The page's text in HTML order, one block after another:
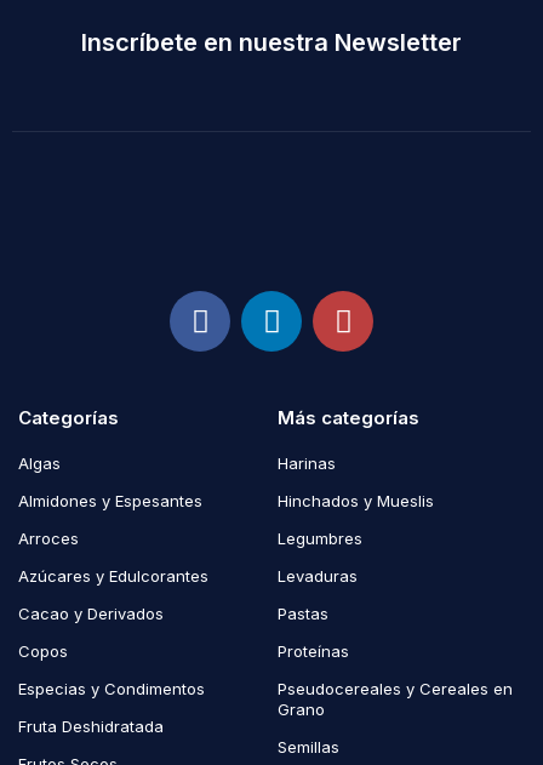
Inscríbete en nuestra Newsletter
Categorías
Algas
Almidones y Espesantes
Arroces
Azúcares y Edulcorantes
Cacao y Derivados
Copos
Especias y Condimentos
Fruta Deshidratada
Más categorías
Harinas
Hinchados y Mueslis
Legumbres
Levaduras
Pastas
Proteínas
Pseudocereales y Cereales en
Grano
Semillas